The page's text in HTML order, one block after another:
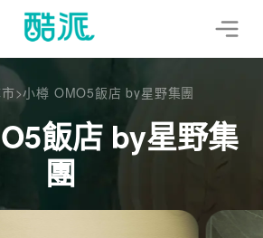
>小樽 OMO5飯店 by星野集團
飯店 by星野集
團